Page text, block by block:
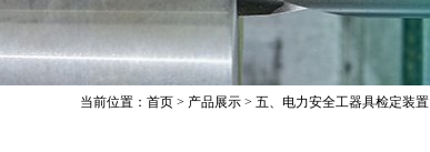
当前位置： 首页 > 产品展示 > 五、电力安全工器具检定装置